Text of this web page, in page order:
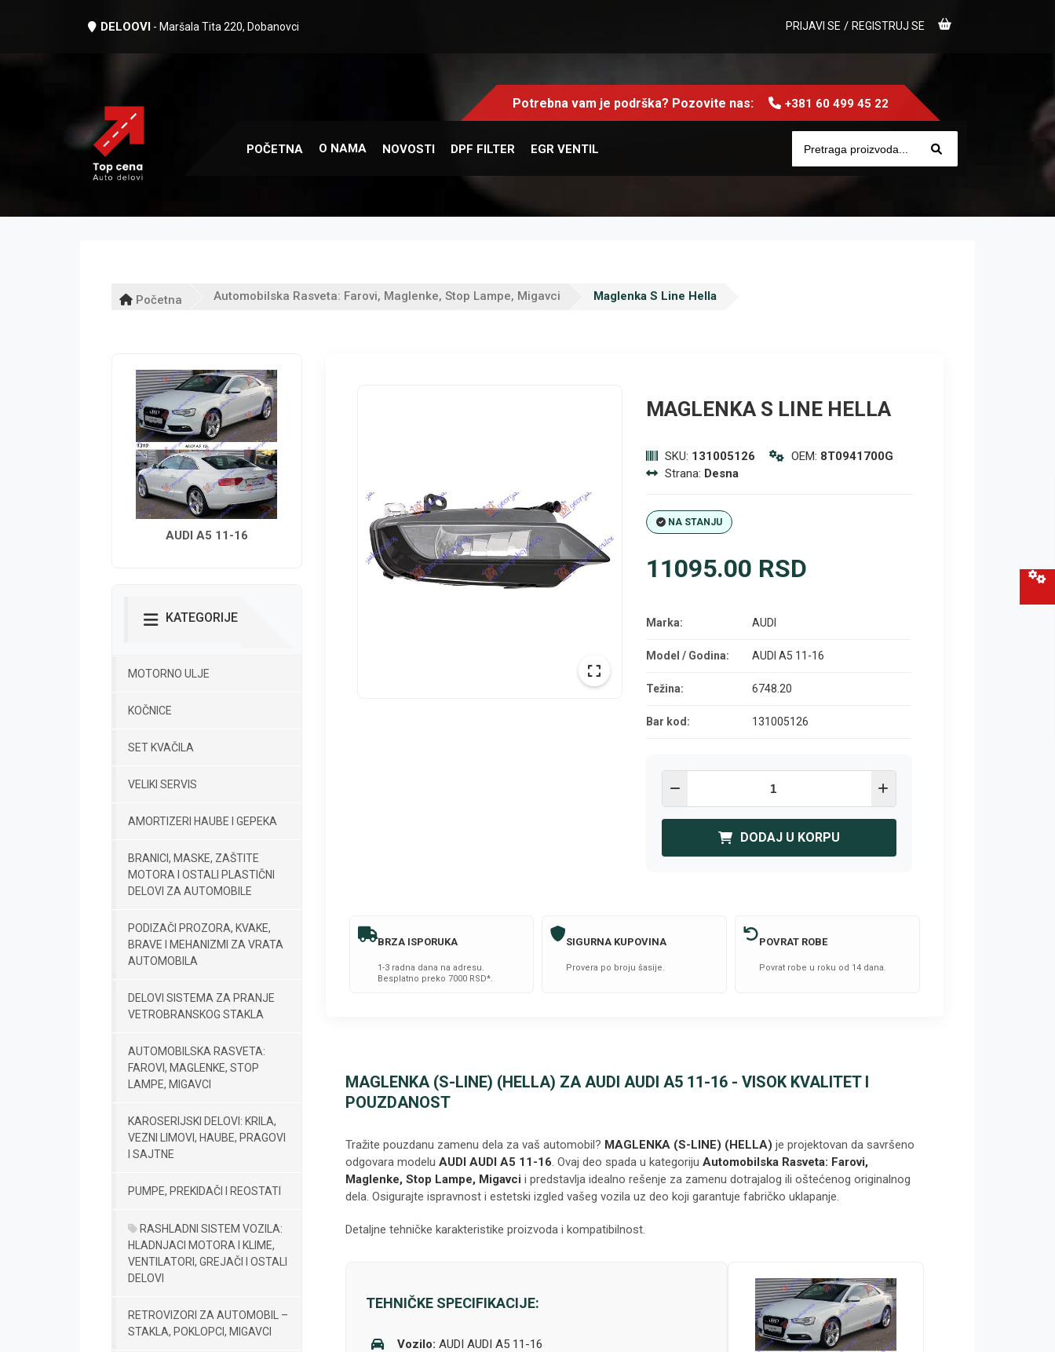
DELOOVI - Maršala Tita 220, Dobanovci PRIJAVI SE / REGISTRUJ SE
Potrebna vam je podrška? Pozovite nas: +381 60 499 45 22
POČETNA O NAMA NOVOSTI DPF FILTER EGR VENTIL
Početna Automobilska Rasveta: Farovi, Maglenke, Stop Lampe, Migavci Maglenka S Line Hella
AUDI A5 11-16
KATEGORIJE
MOTORNO ULJE
KOČNICE
SET KVAČILA
VELIKI SERVIS
AMORTIZERI HAUBE I GEPEKA
BRANICI, MASKE, ZAŠTITE
MOTORA I OSTALI PLASTIČNI
DELOVI ZA AUTOMOBILE
PODIZAČI PROZORA, KVAKE,
BRAVE I MEHANIZMI ZA VRATA
AUTOMOBILA
DELOVI SISTEMA ZA PRANJE
VETROBRANSKOG STAKLA
AUTOMOBILSKA RASVETA:
FAROVI, MAGLENKE, STOP
LAMPE, MIGAVCI
KAROSERIJSKI DELOVI: KRILA,
VEZNI LIMOVI, HAUBE, PRAGOVI
I SAJTNE
PUMPE, PREKIDAČI I REOSTATI
RASHLADNI SISTEM VOZILA:
HLADNJACI MOTORA I KLIME,
VENTILATORI, GREJAČI I OSTALI
DELOVI
RETROVIZORI ZA AUTOMOBIL –
STAKLA, POKLOPCI, MIGAVCI
MAGLENKA S LINE HELLA
SKU: 131005126 OEM: 8T0941700G
Strana: Desna
NA STANJU
11095.00 RSD
Marka: AUDI
Model / Godina: AUDI A5 11-16
Težina: 6748.20
Bar kod: 131005126
DODAJ U KORPU
BRZA ISPORUKA
1-3 radna dana na adresu.
Besplatno preko 7000 RSD*.
SIGURNA KUPOVINA
Provera po broju šasije.
POVRAT ROBE
Povrat robe u roku od 14 dana.
MAGLENKA (S-LINE) (HELLA) ZA AUDI AUDI A5 11-16 - VISOK KVALITET I
POUZDANOST
Tražite pouzdanu zamenu dela za vaš automobil? MAGLENKA (S-LINE) (HELLA) je projektovan da savršeno
odgovara modelu AUDI AUDI A5 11-16. Ovaj deo spada u kategoriju Automobilska Rasveta: Farovi,
Maglenke, Stop Lampe, Migavci i predstavlja idealno rešenje za zamenu dotrajalog ili oštećenog originalnog
dela. Osigurajte ispravnost i estetski izgled vašeg vozila uz deo koji garantuje fabričko uklapanje.
Detaljne tehničke karakteristike proizvoda i kompatibilnost.
TEHNIČKE SPECIFIKACIJE:
Vozilo: AUDI AUDI A5 11-16